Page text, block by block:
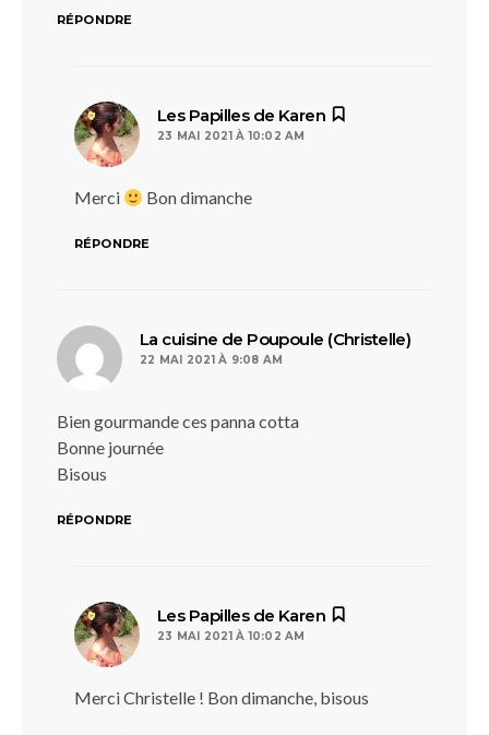
RÉPONDRE
Les Papilles de Karen
23 MAI 2021 À 10:02 AM
Merci Bon dimanche
RÉPONDRE
La cuisine de Poupoule (Christelle)
22 MAI 2021 À 9:08 AM
Bien gourmande ces panna cotta
Bonne journée
Bisous
RÉPONDRE
Les Papilles de Karen
23 MAI 2021 À 10:02 AM
Merci Christelle ! Bon dimanche, bisous